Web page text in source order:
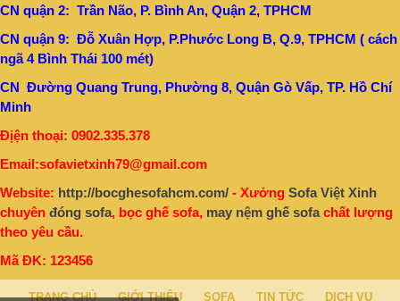
CN quận 2: Trần Não, P. Bình An, Quận 2, TPHCM
CN quận 9: Đỗ Xuân Hợp, P.Phước Long B, Q.9, TPHCM ( cách
ngã 4 Bình Thái 100 mét)
CN Đường Quang Trung, Phường 8, Quận Gò Vấp, TP. Hồ Chí
Minh
Địện thoại: 0902.335.378
Email:sofavietxinh79@gmail.com
Website: http://bocghesofahcm.com/ - Xưởng Sofa Việt Xinh
chuyên đóng sofa, bọc ghế sofa, may nệm ghế sofachất lượng
theo yêu cầu.
Mã ĐK: 123456
TRANG CHỦ GIỚI THIỆU SOFA TIN TỨC DỊCH VỤ